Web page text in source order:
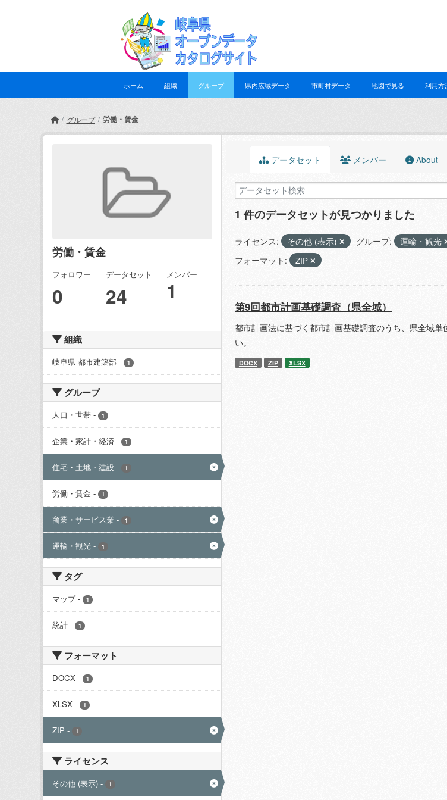
ホーム 組織 グループ 県内広域データ 市町村データ 地図で見る 利用方
グループ 労働・賃金
労働・賃金
フォロワー
0
データセット
24
メンバー
1
組織
岐阜県 都市建築部 - 1
グループ
人口・世帯 - 1
企業・家計・経済 - 1
住宅・土地・建設 - 1
労働・賃金 - 1
商業・サービス業 - 1
運輸・観光 - 1
タグ
マップ - 1
統計 - 1
フォーマット
DOCX - 1
XLSX - 1
ZIP - 1
ライセンス
その他 (表示) - 1
データセット メンバー About
1 件のデータセットが見つかりました
ライセンス: その他 (表示) グループ: 運輸・観光
フォーマット:
ZIP
第9回都市計画基礎調査（県全域）
都市計画法に基づく都市計画基礎調査のうち、県全域
い。
DOCX ZIP XLSX